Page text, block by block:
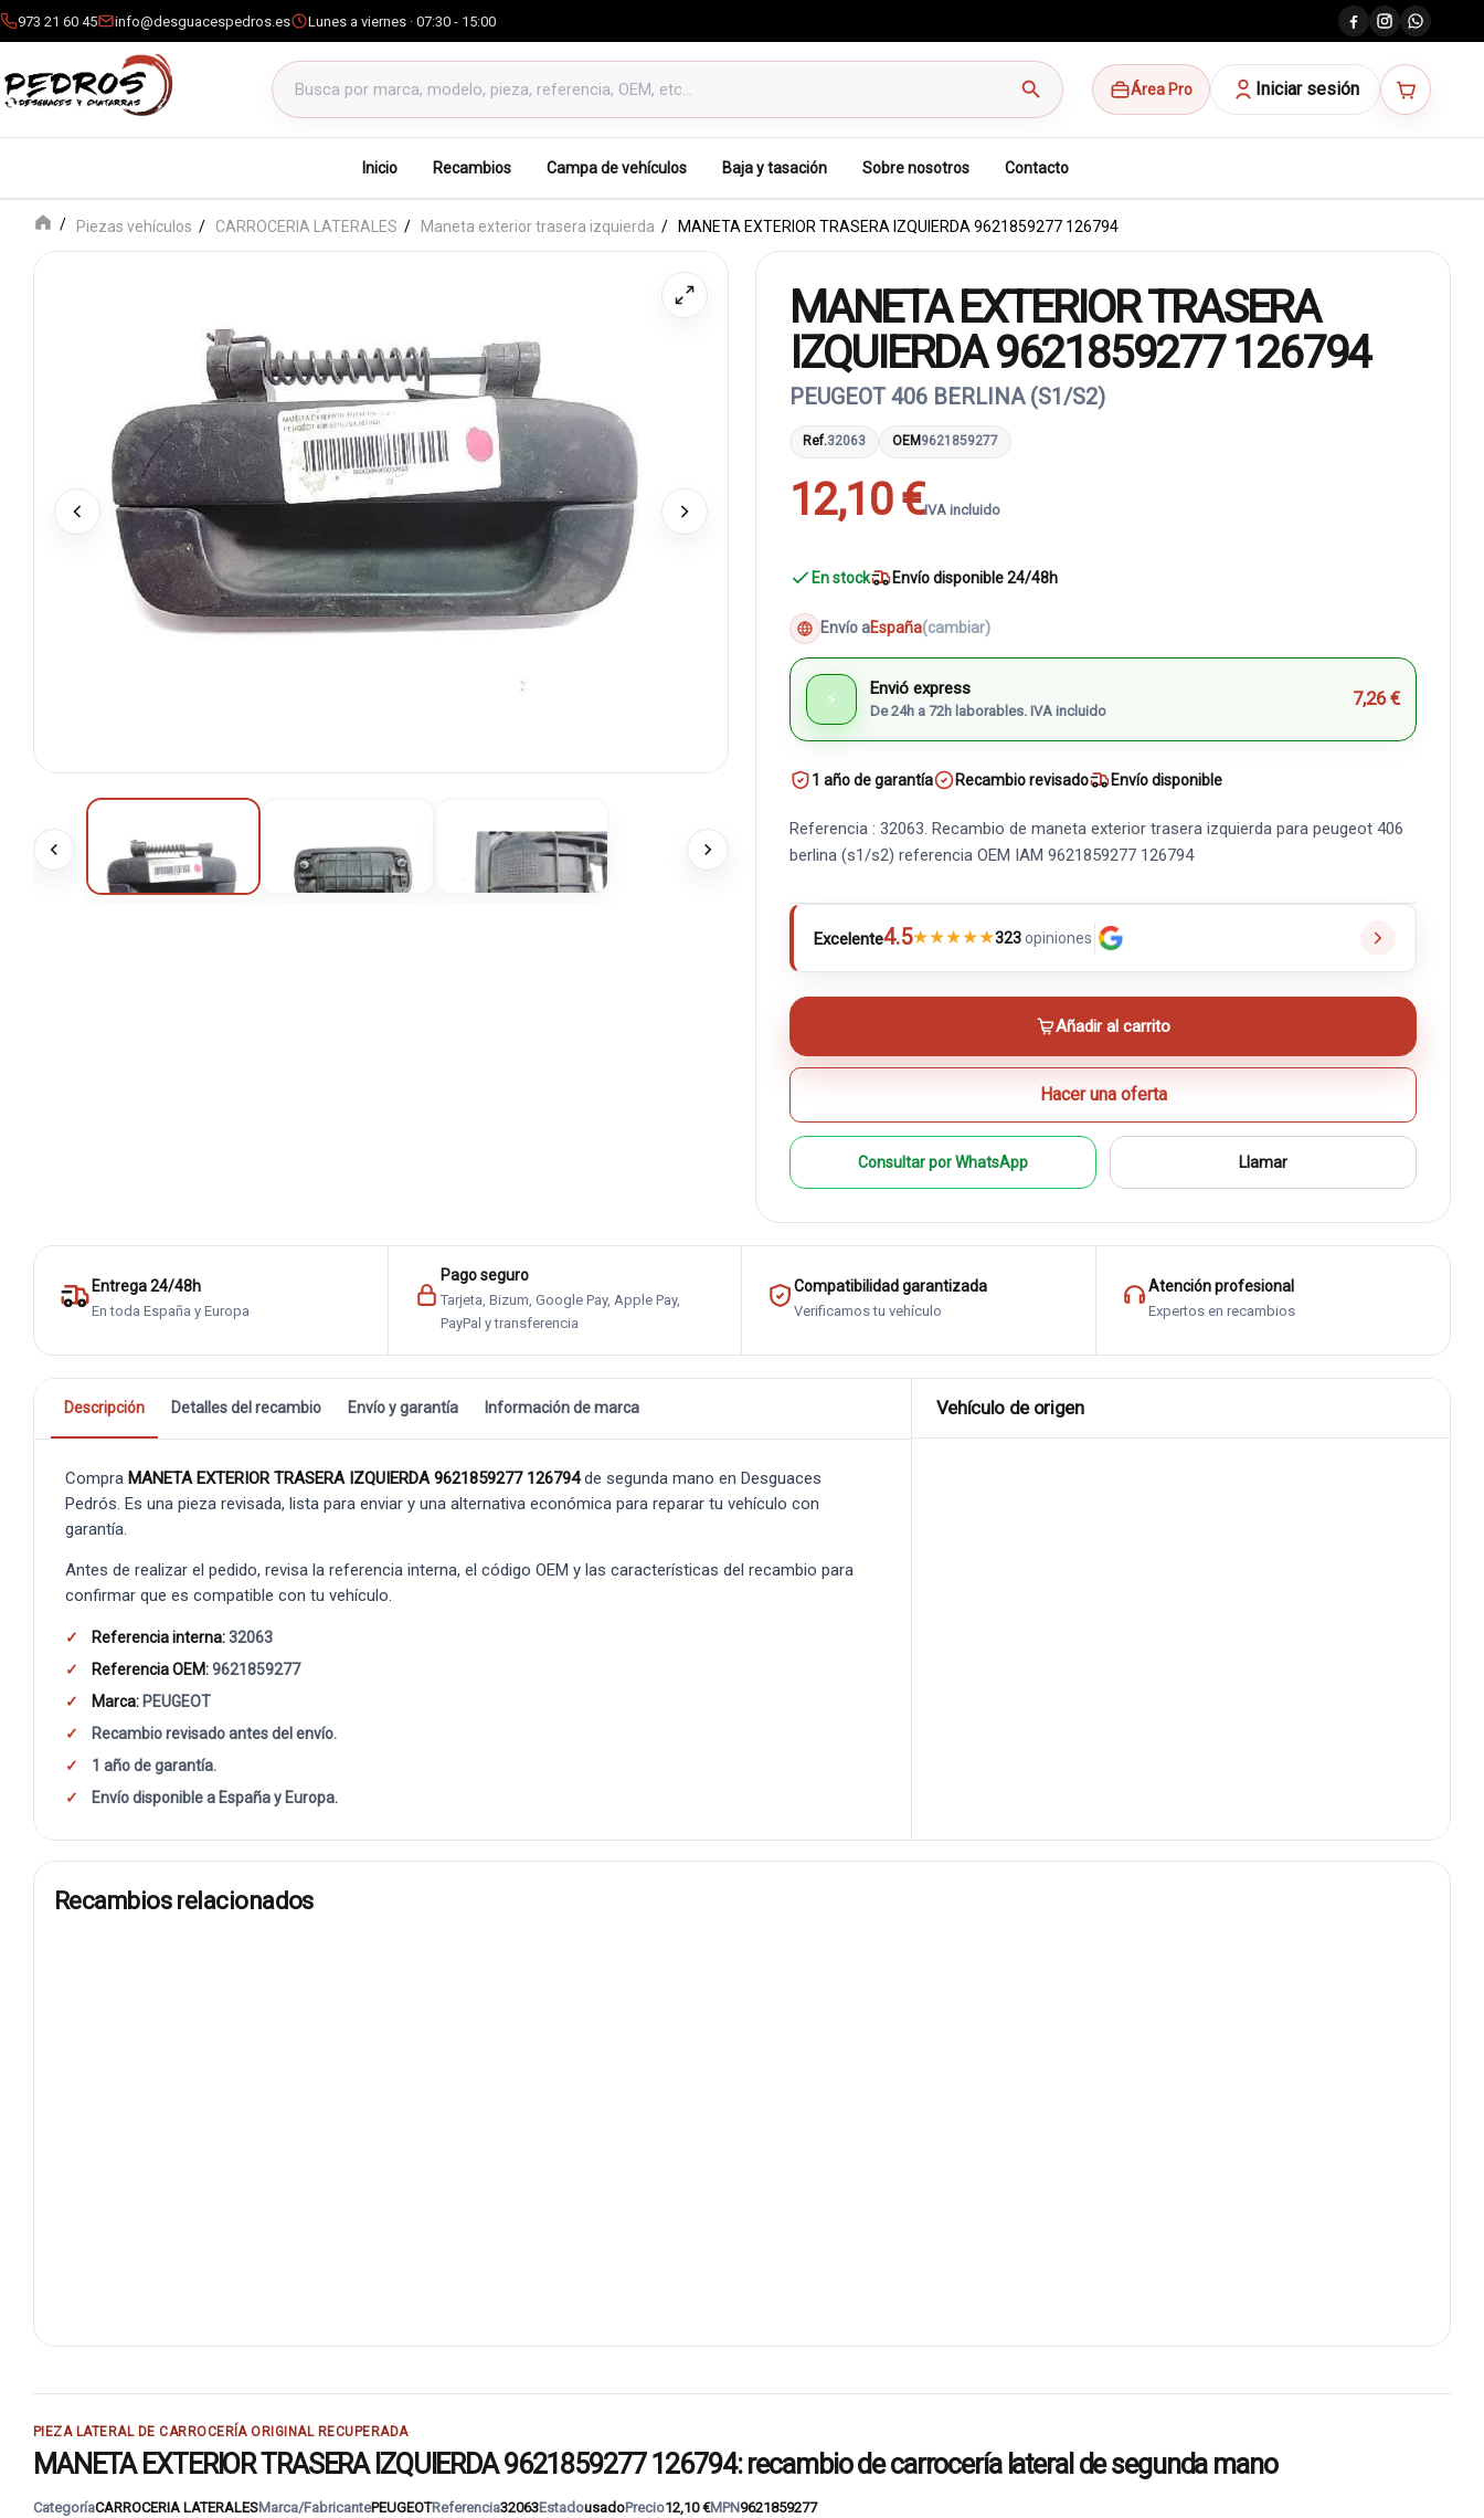
973 21 60 45 info@desguacespedros.es Lunes a viernes · 07:30 - 15:00
Buscar productos
search Área Pro Iniciar sesión
Inicio Recambios Campa de vehículos Baja y tasación Sobre nosotros Contacto
Piezas vehículos CARROCERIA LATERALES Maneta exterior trasera izquierda MANETA EXTERIOR TRASERA IZQUIERDA 9621859277 126794
MANETA EXTERIOR TRASERA
IZQUIERDA 9621859277 126794
PEUGEOT 406 BERLINA (S1/S2)
Ref.32063 OEM 9621859277
12,10 €IVA incluido
En stock Envío disponible 24/48h
Envío aEspaña(cambiar)
⚡ Envió express
De 24h a 72h laborables. IVA incluido
7,26 €
1 año de garantía Recambio revisado Envío disponible
Referencia : 32063. Recambio de maneta exterior trasera izquierda para peugeot 406
berlina (s1/s2) referencia OEM IAM 9621859277 126794
Excelente4.5★★★★★323opiniones
Añadir al carrito
Hacer una oferta
Consultar por WhatsApp Llamar
Entrega 24/48h
En toda España y Europa
Pago seguro
Tarjeta, Bizum, Google Pay, Apple Pay,
PayPal y transferencia
Compatibilidad garantizada
Verificamos tu vehículo
Atención profesional
Expertos en recambios
Descripción Detalles del recambio Envío y garantía Información de marca
Compra MANETA EXTERIOR TRASERA IZQUIERDA 9621859277 126794de segunda mano en Desguaces
Pedrós. Es una pieza revisada, lista para enviar y una alternativa económica para reparar tu vehículo con
garantía.
Antes de realizar el pedido, revisa la referencia interna, el código OEM y las características del recambio para
confirmar que es compatible con tu vehículo.
Referencia interna:32063
Referencia OEM:9621859277
Marca: PEUGEOT
Recambio revisado antes del envío.
1 año de garantía.
Envío disponible a España y Europa.
Vehículo de origen
Recambios relacionados
PIEZA LATERAL DE CARROCERÍA ORIGINAL RECUPERADA
MANETA EXTERIOR TRASERA IZQUIERDA 9621859277 126794: recambio de carrocería lateral de segunda mano
CategoríaCARROCERIA LATERALESMarca/FabricantePEUGEOTReferencia32063EstadousadoPrecio12,10 €MPN9621859277